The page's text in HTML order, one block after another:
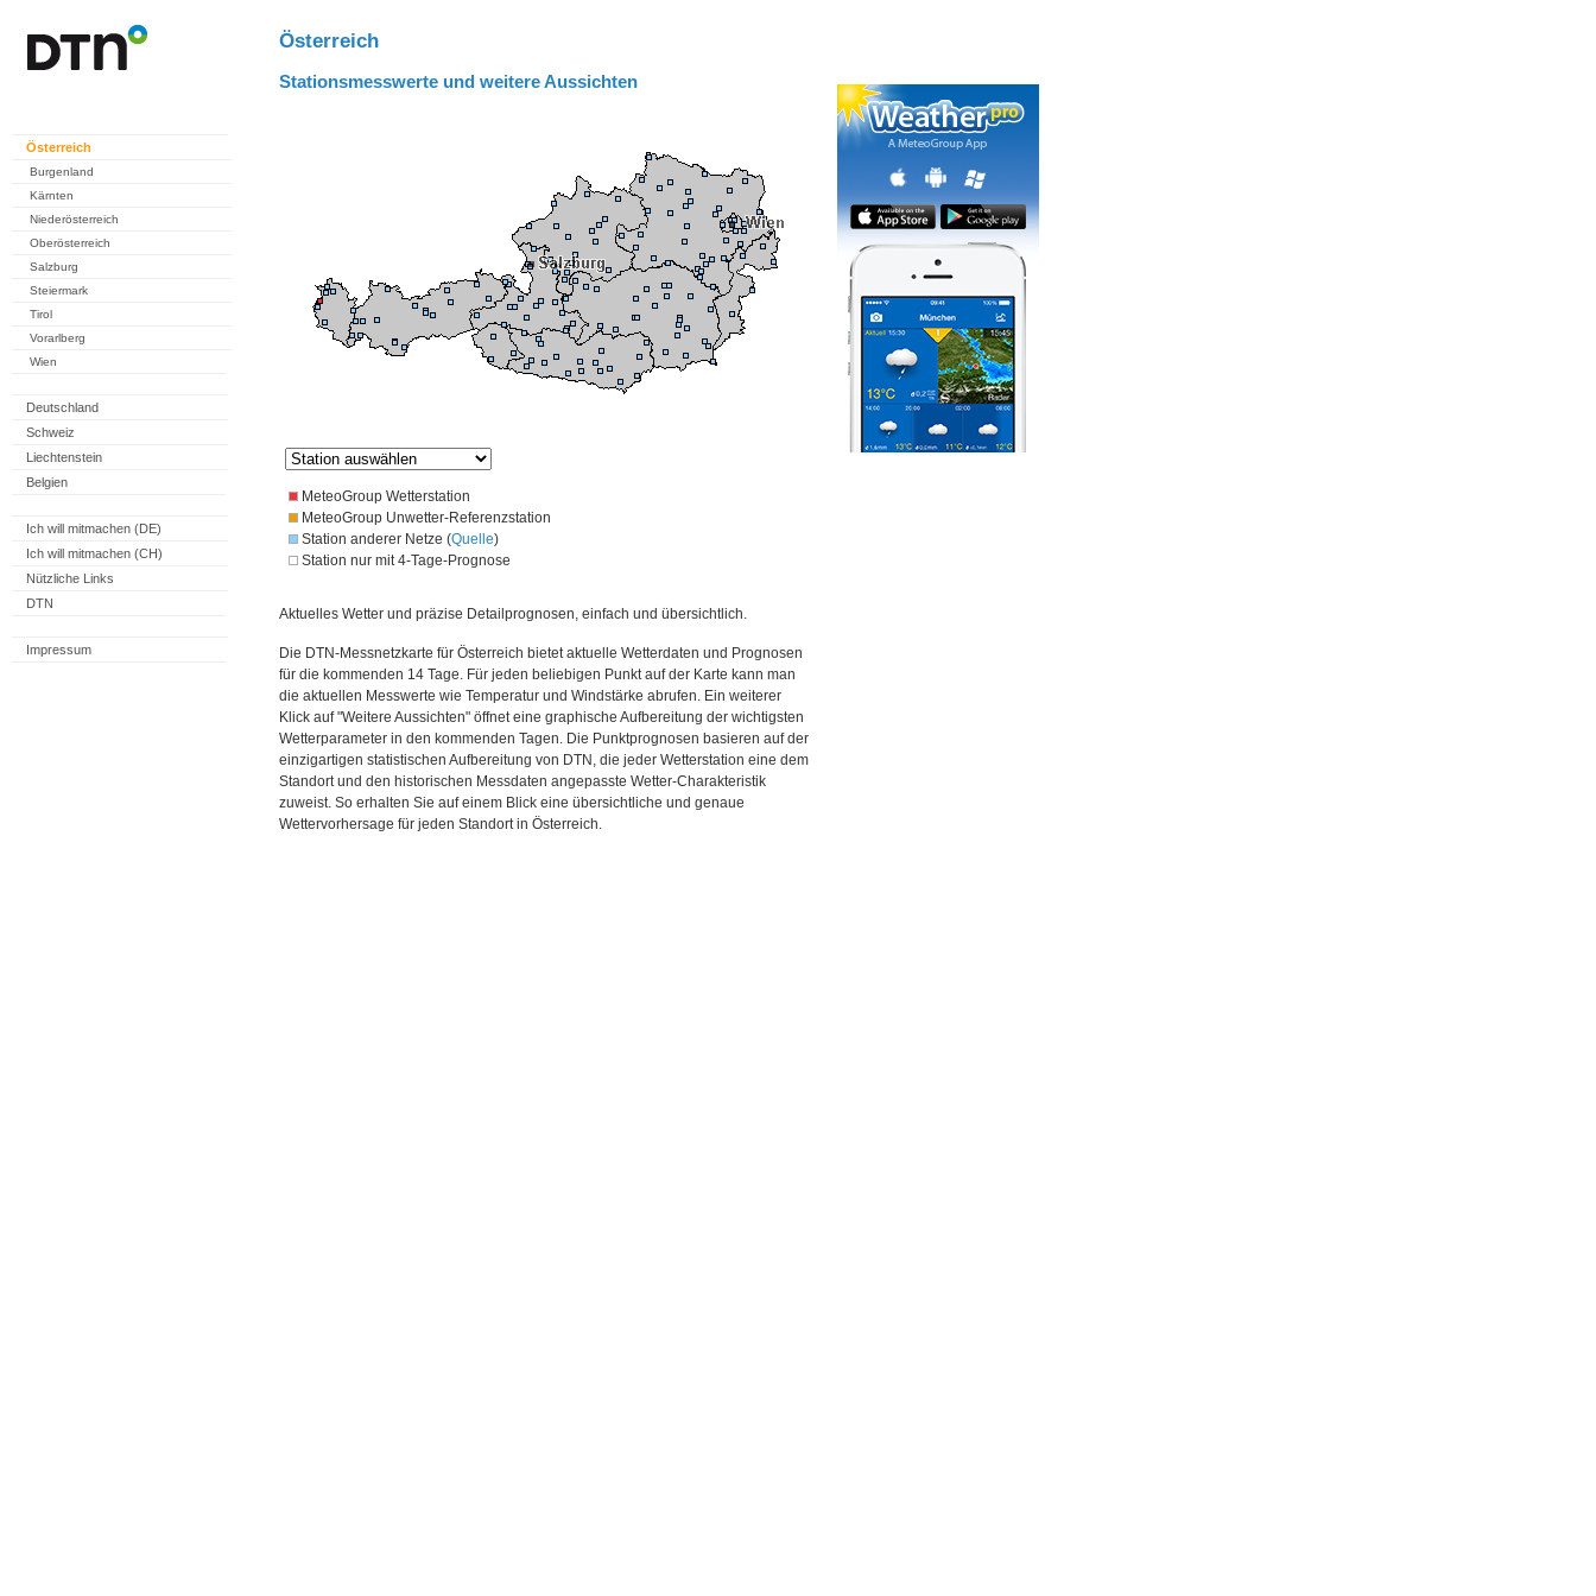
Österreich
Burgenland
Kärnten
Niederösterreich
Oberösterreich
Salzburg
Steiermark
Tirol
Vorarlberg
Wien
Deutschland
Schweiz
Liechtenstein
Belgien
Ich will mitmachen (DE)
Ich will mitmachen (CH)
Nützliche Links
DTN
Impressum
Österreich
Stationsmesswerte und weitere Aussichten
MeteoGroup Wetterstation
MeteoGroup Unwetter-Referenzstation
Station anderer Netze (Quelle)
Station nur mit 4-Tage-Prognose
Aktuelles Wetter und präzise Detailprognosen, einfach und übersichtlich.
Die DTN-Messnetzkarte für Österreich bietet aktuelle Wetterdaten und Prognosen
für die kommenden 14 Tage. Für jeden beliebigen Punkt auf der Karte kann man
die aktuellen Messwerte wie Temperatur und Windstärke abrufen. Ein weiterer
Klick auf "Weitere Aussichten" öffnet eine graphische Aufbereitung der wichtigsten
Wetterparameter in den kommenden Tagen. Die Punktprognosen basieren auf der
einzigartigen statistischen Aufbereitung von DTN, die jeder Wetterstation eine dem
Standort und den historischen Messdaten angepasste Wetter-Charakteristik
zuweist. So erhalten Sie auf einem Blick eine übersichtliche und genaue
Wettervorhersage für jeden Standort in Österreich.